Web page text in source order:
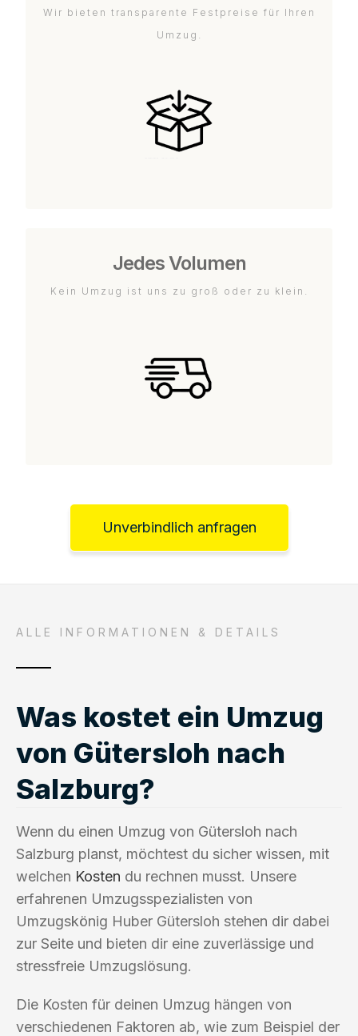
Wir bieten transparente Festpreise für Ihren
Umzug.
Jedes Volumen
Kein Umzug ist uns zu groß oder zu klein.
Unverbindlich anfragen
ALLE INFORMATIONEN & DETAILS
Was kostet ein Umzug
von Gütersloh nach
Salzburg?
Wenn du einen Umzug von Gütersloh nach
Salzburg planst, möchtest du sicher wissen, mit
welchen Kosten du rechnen musst. Unsere
erfahrenen Umzugsspezialisten von
Umzugskönig Huber Gütersloh stehen dir dabei
zur Seite und bieten dir eine zuverlässige und
stressfreie Umzugslösung.
Die Kosten für deinen Umzug hängen von
verschiedenen Faktoren ab, wie zum Beispiel der